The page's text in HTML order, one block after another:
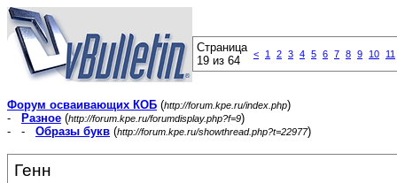
Страница
19 из 64
< 1 2 3 4 5 6 7 8 9 10 11
Форум осваивающих КОБ (http://forum.kpe.ru/index.php)
-
Разное (http://forum.kpe.ru/forumdisplay.php?f=9)
- - Образы букв (http://forum.kpe.ru/showthread.php?t=22977)
Генн